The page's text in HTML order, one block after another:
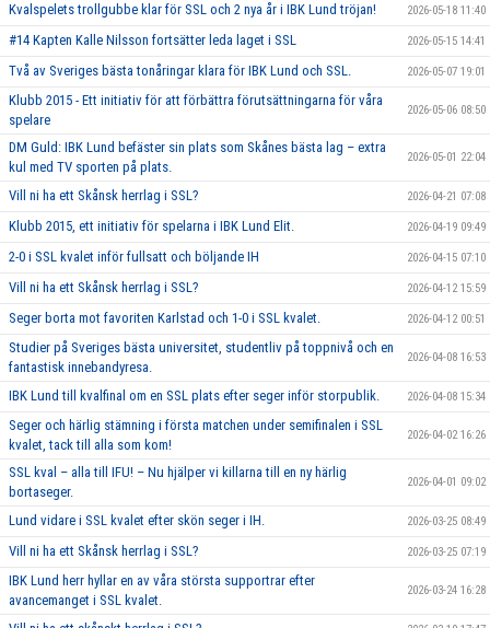
Kvalspelets trollgubbe klar för SSL och 2 nya år i IBK Lund tröjan! 2026-05-18 11:40
#14 Kapten Kalle Nilsson fortsätter leda laget i SSL 2026-05-15 14:41
Två av Sveriges bästa tonåringar klara för IBK Lund och SSL. 2026-05-07 19:01
Klubb 2015 - Ett initiativ för att förbättra förutsättningarna för våra
spelare
2026-05-06 08:50
DM Guld: IBK Lund befäster sin plats som Skånes bästa lag – extra
kul med TV sporten på plats.
2026-05-01 22:04
Vill ni ha ett Skånsk herrlag i SSL? 2026-04-21 07:08
Klubb 2015, ett initiativ för spelarna i IBK Lund Elit. 2026-04-19 09:49
2-0 i SSL kvalet inför fullsatt och böljande IH 2026-04-15 07:10
Vill ni ha ett Skånsk herrlag i SSL? 2026-04-12 15:59
Seger borta mot favoriten Karlstad och 1-0 i SSL kvalet. 2026-04-12 00:51
Studier på Sveriges bästa universitet, studentliv på toppnivå och en
fantastisk innebandyresa.
2026-04-08 16:53
IBK Lund till kvalfinal om en SSL plats efter seger inför storpublik. 2026-04-08 15:34
Seger och härlig stämning i första matchen under semifinalen i SSL
kvalet, tack till alla som kom!
2026-04-02 16:26
SSL kval – alla till IFU! – Nu hjälper vi killarna till en ny härlig
bortaseger.
2026-04-01 09:02
Lund vidare i SSL kvalet efter skön seger i IH. 2026-03-25 08:49
Vill ni ha ett Skånsk herrlag i SSL? 2026-03-25 07:19
IBK Lund herr hyllar en av våra största supportrar efter
avancemanget i SSL kvalet.
2026-03-24 16:28